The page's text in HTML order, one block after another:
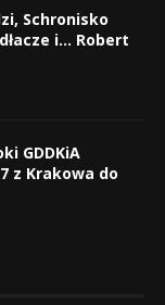
Schronisko
i… Robert
GDDKiA
z Krakowa do